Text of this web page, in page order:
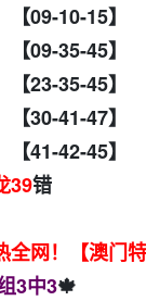
09-10-15】
09-35-45】
23-35-45】
30-41-47】
41-42-45】
39错
全网！【澳门
3中3🍁